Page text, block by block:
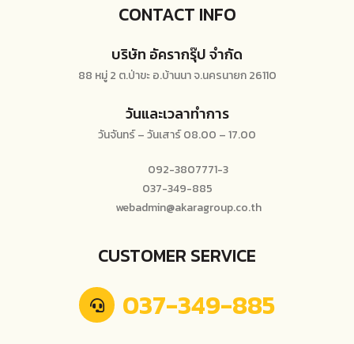
CONTACT INFO
บริษัท อัครากรุ๊ป จำกัด
88 หมู่ 2 ต.ป่าขะ อ.บ้านนา จ.นครนายก 26110
วันและเวลาทำการ
วันจันทร์ – วันเสาร์ 08.00 – 17.00
092-3807771-3
037-349-885
webadmin@akaragroup.co.th
CUSTOMER SERVICE
037-349-885